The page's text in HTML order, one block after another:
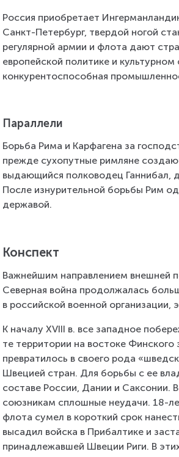
Россия приобретает
Санкт-Петербург, твердой ногой
регулярной армии и флота дают
европейской политике и
конкурентоспособная
Параллели
Борьба Рима и Карфагена за
прежде сухопутные римляне
выдающийся полководец Ганнибал,
После изнурительной борьбы Рим
державой.
Конспект
Важнейшим направлением внешней
Северная война продолжалась
в российской военной организации,
К началу XVIII в. все западное
те территории на востоке
превратилось в своего рода
Швецией стран. Для борьбы с ее
составе России, Да­нии и Саксонии.
союзникам сплошные неудачи. 18-
флота су­мел в короткий срок
высадил войска в Прибалтике и
принадлежавшей Швеции Риги. В